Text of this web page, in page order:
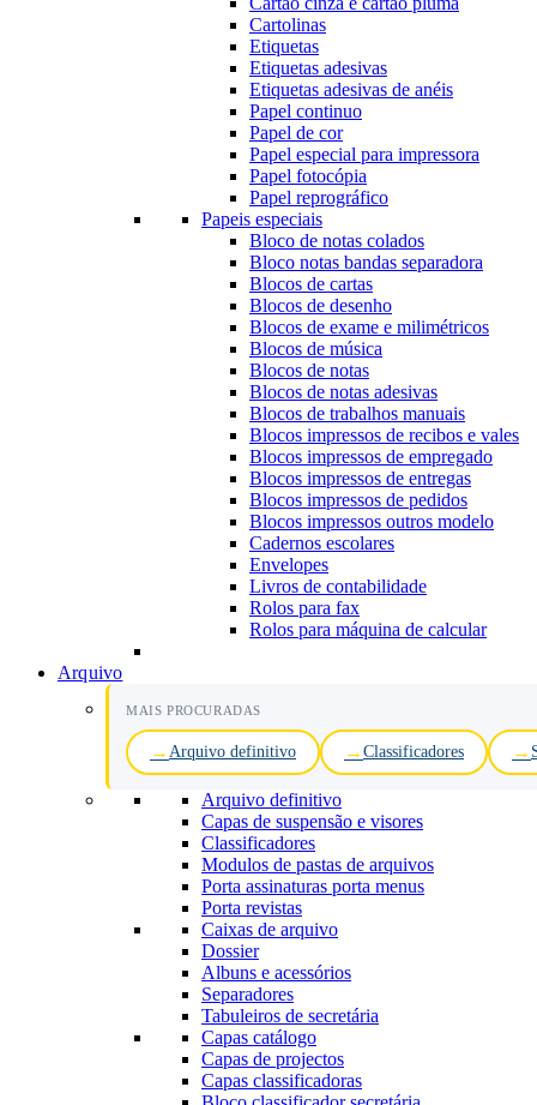
Cartolinas
Etiquetas
Etiquetas adesivas
Etiquetas adesivas de anéis
Papel continuo
Papel de cor
Papel especial para impressora
Papel fotocópia
Papel reprográfico
Papeis especiais
Bloco de notas colados
Bloco notas bandas separadora
Blocos de cartas
Blocos de desenho
Blocos de exame e milimétricos
Blocos de música
Blocos de notas
Blocos de notas adesivas
Blocos de trabalhos manuais
Blocos impressos de recibos e vales
Blocos impressos de empregado
Blocos impressos de entregas
Blocos impressos de pedidos
Blocos impressos outros modelo
Cadernos escolares
Envelopes
Livros de contabilidade
Rolos para fax
Rolos para máquina de calcular
Arquivo
MAIS PROCURADAS
Arquivo definitivo Classificadores
Arquivo definitivo
Capas de suspensão e visores
Classificadores
Modulos de pastas de arquivos
Porta assinaturas porta menus
Porta revistas
Caixas de arquivo
Dossier
Albuns e acessórios
Separadores
Tabuleiros de secretária
Capas catálogo
Capas de projectos
Capas classificadoras